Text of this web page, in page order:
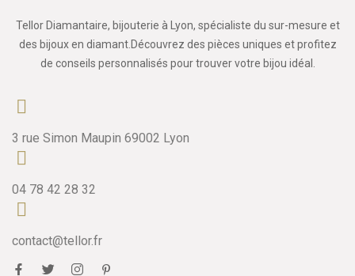
Tellor Diamantaire, bijouterie à Lyon, spécialiste du sur-mesure et
des bijoux en diamant.Découvrez des pièces uniques et profitez
de conseils personnalisés pour trouver votre bijou idéal.
3 rue Simon Maupin 69002 Lyon
04 78 42 28 32
contact@tellor.fr